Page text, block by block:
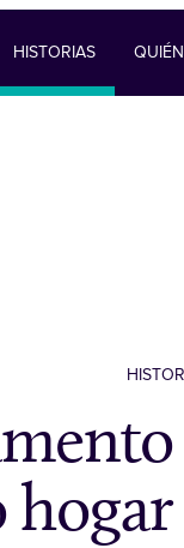
HISTORIAS